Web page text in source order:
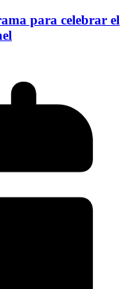
para celebrar el